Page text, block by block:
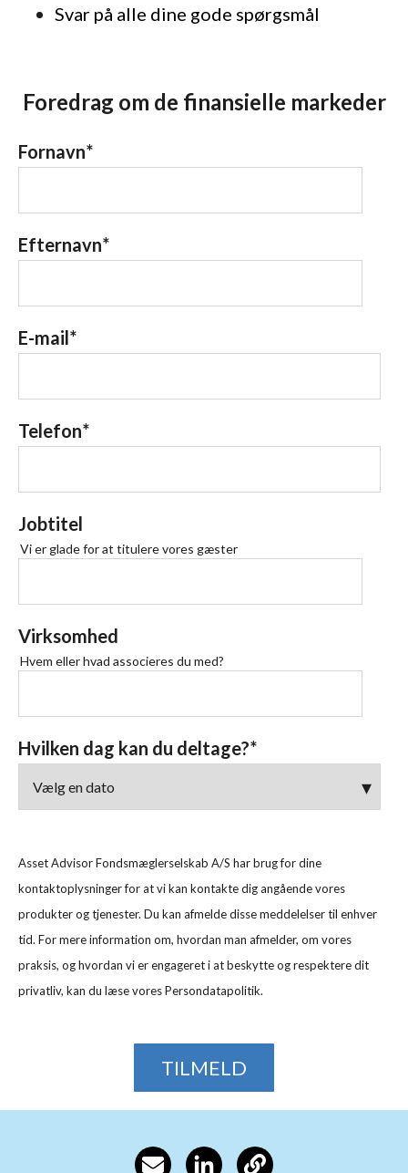
Svar på alle dine gode spørgsmål
Foredrag om de finansielle markeder
Fornavn*
Efternavn*
E-mail*
Telefon*
Jobtitel
Vi er glade for at titulere vores gæster
Virksomhed
Hvem eller hvad associeres du med?
Hvilken dag kan du deltage?*
Asset Advisor Fondsmæglerselskab A/S har brug for dine
kontaktoplysninger for at vi kan kontakte dig angående vores
produkter og tjenester. Du kan afmelde disse meddelelser til enhver
tid. For mere information om, hvordan man afmelder, om vores
praksis, og hvordan vi er engageret i at beskytte og respektere dit
privatliv, kan du læse vores Persondatapolitik.